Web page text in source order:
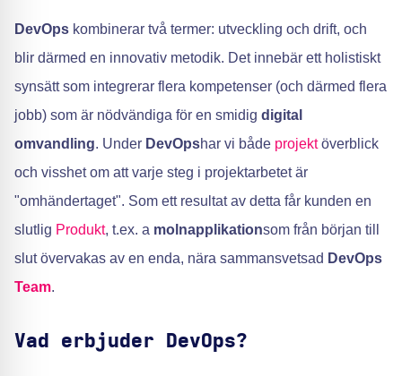
DevOps kombinerar två termer: utveckling och drift, och
blir därmed en innovativ metodik. Det innebär ett holistiskt
synsätt som integrerar flera kompetenser (och därmed flera
jobb) som är nödvändiga för en smidig digital
omvandling. Under DevOpshar vi både projektöverblick
och visshet om att varje steg i projektarbetet är
"omhändertaget". Som ett resultat av detta får kunden en
slutlig Produkt, t.ex. a molnapplikationsom från början till
slut övervakas av en enda, nära sammansvetsad DevOps
Team.
Vad erbjuder DevOps?